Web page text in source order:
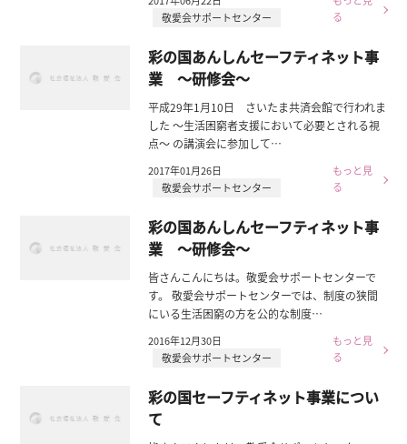
敬愛会サポートセンター
る
彩の国あんしんセーフティネット事
業 ～研修会～
平成29年1月10日 さいたま共済会館で行われま
した ～生活困窮者支援において必要とされる視
点～ の講演会に参加して…
2017年01月26日
敬愛会サポートセンター
もっと見
る
彩の国あんしんセーフティネット事
業 ～研修会～
皆さんこんにちは。敬愛会サポートセンターで
す。 敬愛会サポートセンターでは、制度の狭間
にいる生活困窮の方を公的な制度…
2016年12月30日
敬愛会サポートセンター
もっと見
る
彩の国セーフティネット事業につい
て